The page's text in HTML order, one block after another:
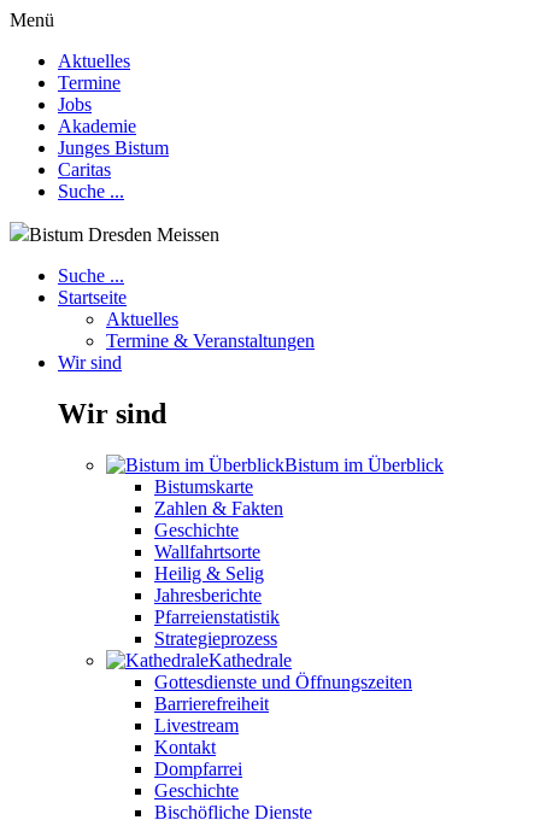
Menü
Aktuelles
Termine
Jobs
Akademie
Junges Bistum
Caritas
Suche ...
Bistum Dresden Meissen
Suche ...
Startseite
Aktuelles
Termine & Veranstaltungen
Wir sind
Wir sind
Bistum im Überblick
Bistumskarte
Zahlen & Fakten
Geschichte
Wallfahrtsorte
Heilig & Selig
Jahresberichte
Pfarreienstatistik
Strategieprozess
Kathedrale
Gottesdienste und Öffnungszeiten
Barrierefreiheit
Livestream
Kontakt
Dompfarrei
Geschichte
Bischöfliche Dienste